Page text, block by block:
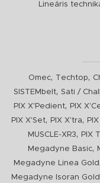
Lineáris
Omec, Techtop,
SISTEMbelt, Sati /
PIX X'Pedient, PIX
PIX X'Set, PIX X'tra,
MUSCLE-XR3, PIX
Megadyne Basic,
Megadyne Linea Gold
Megadyne Isoran Gold